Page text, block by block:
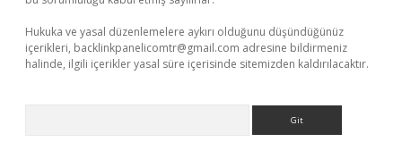
Hukuka ve yasal düzenlemelere aykırı olduğunu düşündüğünüz
içerikleri, backlinkpanelicomtr@gmail.com adresine bildirmeniz
halinde, ilgili içerikler yasal süre içerisinde sitemizden kaldırılacaktır.